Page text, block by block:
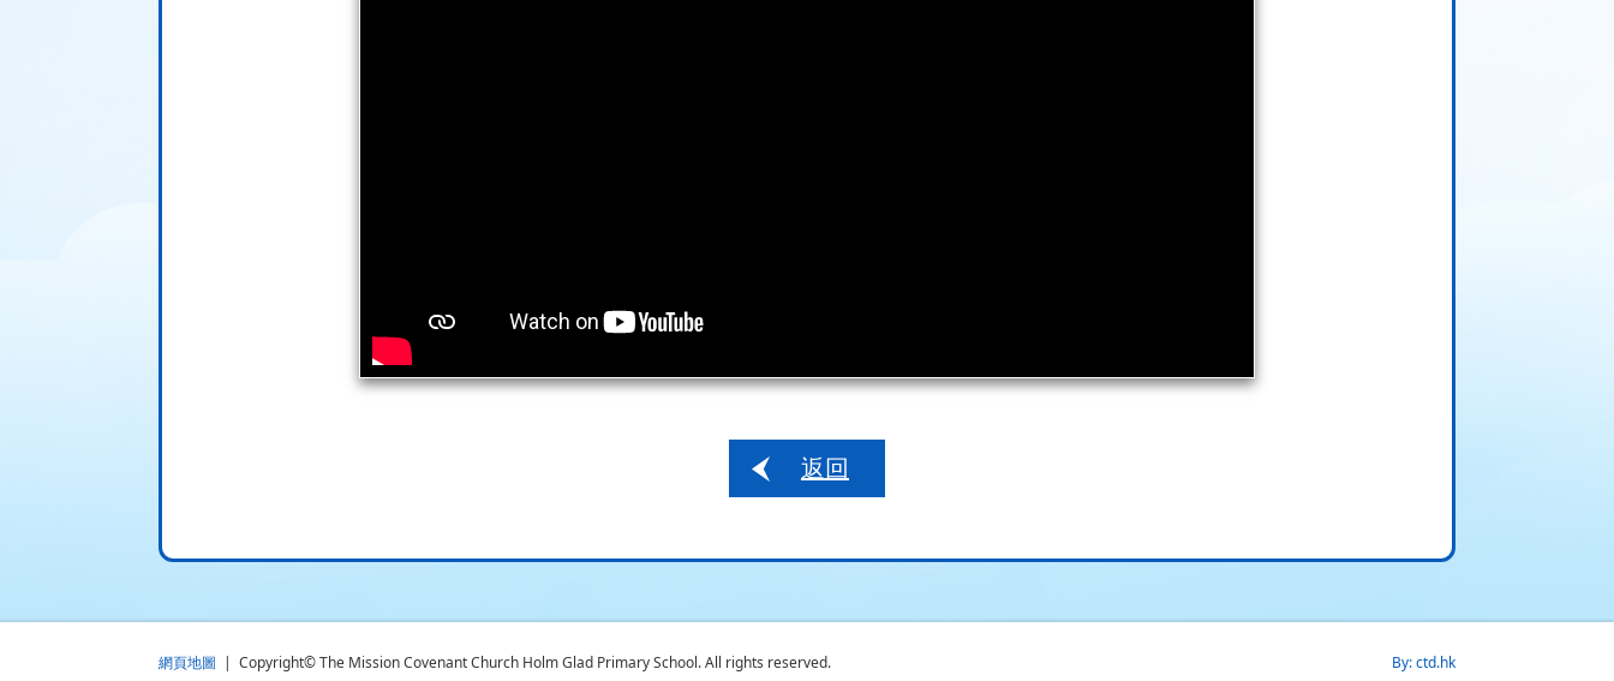
返回
網頁地圖 | Copyright© The Mission Covenant Church Holm Glad Primary School. All rights reserved. By: ctd.hk